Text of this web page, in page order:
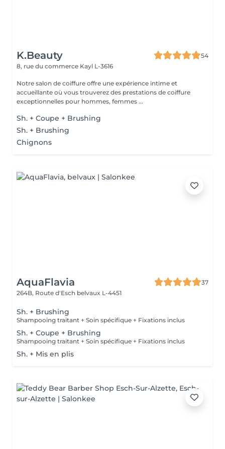
K.Beauty
54
8, rue du commerce Kayl L-3616
Notre salon de coiffure offre une expérience intime et
accueillante où vous trouverez des prestations de coiffure
exceptionnelles pour hommes, femmes ...
Sh. + Coupe + Brushing
Sh. + Brushing
Chignons
AquaFlavia
37
264B, Route d'Esch belvaux L-4451
Sh. + Brushing
Shampooing traitant + Soin spécifique + Fixations inclus
Sh. + Coupe + Brushing
Shampooing traitant + Soin spécifique + Fixations inclus
Sh. + Mis en plis